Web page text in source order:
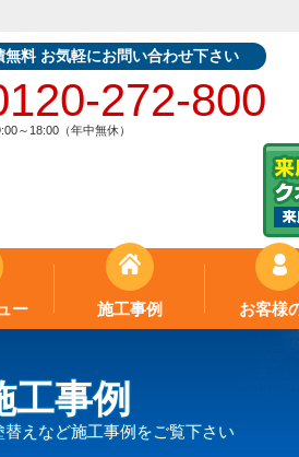
無料 お気軽にお問い合わせ下さい
272-800
～18:00（年中無休）
ー 施工事例 お客様
工事例
えなど施工事例をご覧下さい